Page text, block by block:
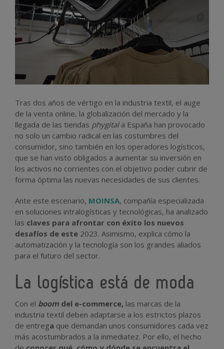
Tras dos años de vértigo en la industria textil, el auge
de la venta online, la globalización del mercado y la
llegada de las tiendas phygital a España han provocado
no solo un cambio radical en las costumbres del
consumidor, sino también en los operadores logísticos,
que se han visto obligados a aumentar su inversión en
los activos no corrientes con el objetivo poder cubrir de
forma óptima las nuevas necesidades de sus clientes.
Ante este escenario, MOINSA, compañía especializada
en soluciones intralogísticas y tecnológicas, ha analizado
las claves para afrontar con éxito los nuevos
desafíos de este 2023. Asimismo, explica cómo la
automatización y la tecnología son los grandes aliados
para el futuro del sector.
La logística está de moda
Con el boom del e-commerce, las marcas de la
industria textil deben adaptarse a los estrictos plazos
de entrega que demandan unos consumidores cada vez
más acostumbrados a la inmediatez. Por ello, el hecho